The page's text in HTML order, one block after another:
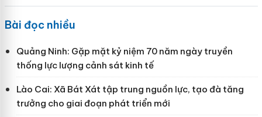
Bài đọc nhiều
Quảng Ninh: Gặp mặt kỷ niệm 70 năm ngày truyền
thống lực lượng cảnh sát kinh tế
Lào Cai: Xã Bát Xát tập trung nguồn lực, tạo đà tăng
trưởng cho giai đoạn phát triển mới